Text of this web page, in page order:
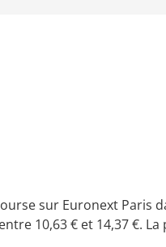
sur Euronext Paris
10,63 € et 14,37 €.